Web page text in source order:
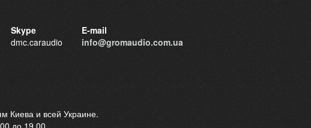
Skype
dmc.caraudio
E-mail
info@gromaudio.com.ua
Киева и всей Украине.
до 19.00.